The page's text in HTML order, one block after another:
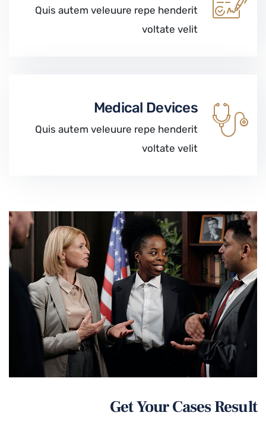
Quis autem veleuure repe henderit
voltate velit
Medical Devices
Quis autem veleuure repe henderit
voltate velit
Get Your Cases Result